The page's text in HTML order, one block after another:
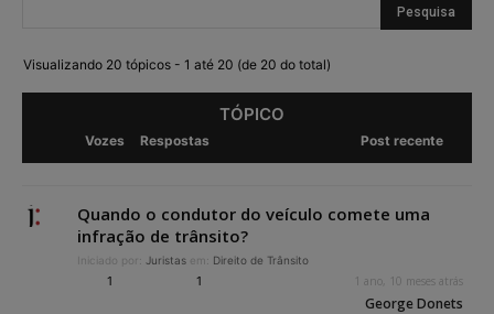
Visualizando 20 tópicos - 1 até 20 (de 20 do total)
TÓPICO
Vozes Respostas Post recente
Quando o condutor do veículo comete uma
infração de trânsito?
Iniciado por: Juristas em: Direito de Trânsito
1 1 1 ano, 10 meses atrás
George Donets